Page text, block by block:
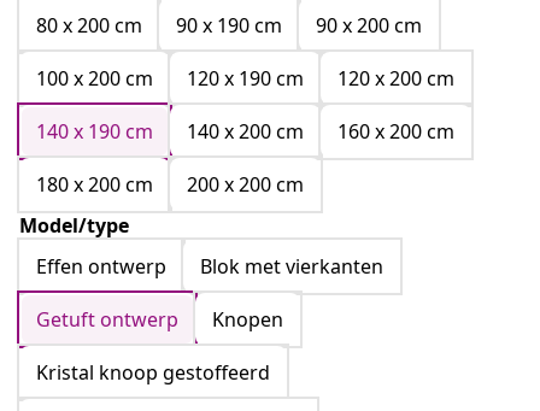
80 x 200 cm
90 x 190 cm
90 x 200 cm
100 x 200 cm
120 x 190 cm
120 x 200 cm
140 x 190 cm
140 x 200 cm
160 x 200 cm
180 x 200 cm
200 x 200 cm
Model/type
Effen ontwerp
Blok met vierkanten
Getuft ontwerp
Knopen
Kristal knoop gestoffeerd